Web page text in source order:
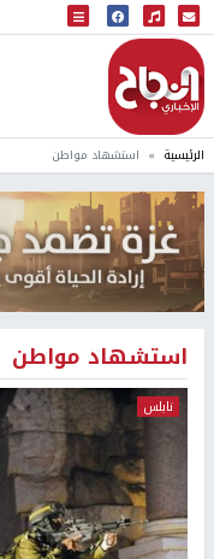
البث المباشر
إذاعة النجاح
الرئيسية استشهاد مواطن
استشهاد مواطن
نابلس